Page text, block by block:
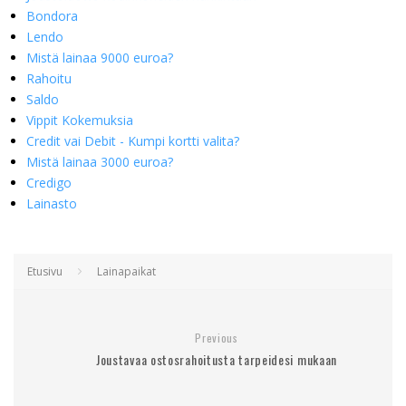
Bondora
Lendo
Mistä lainaa 9000 euroa?
Rahoitu
Saldo
Vippit Kokemuksia
Credit vai Debit - Kumpi kortti valita?
Mistä lainaa 3000 euroa?
Credigo
Lainasto
Etusivu Lainapaikat
Previous
Joustavaa ostosrahoitusta tarpeidesi mukaan